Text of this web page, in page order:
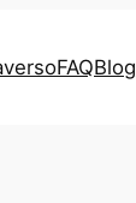
FAQBlog